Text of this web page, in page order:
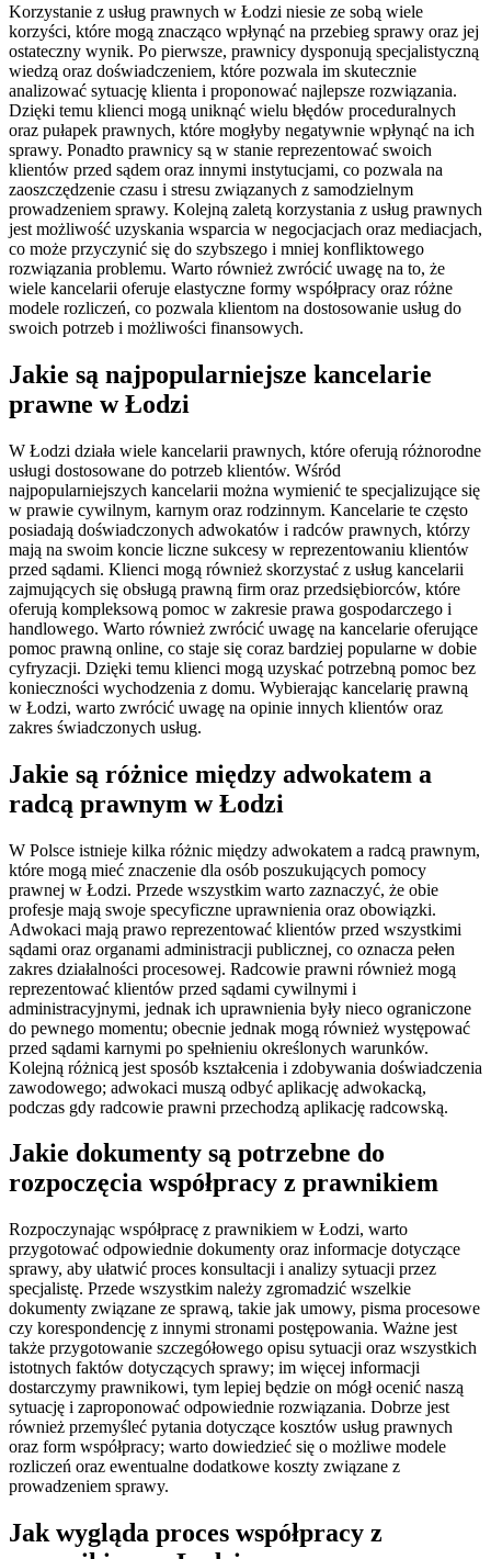
Korzystanie z usług prawnych w Łodzi niesie ze sobą wiele
korzyści, które mogą znacząco wpłynąć na przebieg sprawy oraz jej
ostateczny wynik. Po pierwsze, prawnicy dysponują specjalistyczną
wiedzą oraz doświadczeniem, które pozwala im skutecznie
analizować sytuację klienta i proponować najlepsze rozwiązania.
Dzięki temu klienci mogą uniknąć wielu błędów proceduralnych
oraz pułapek prawnych, które mogłyby negatywnie wpłynąć na ich
sprawy. Ponadto prawnicy są w stanie reprezentować swoich
klientów przed sądem oraz innymi instytucjami, co pozwala na
zaoszczędzenie czasu i stresu związanych z samodzielnym
prowadzeniem sprawy. Kolejną zaletą korzystania z usług prawnych
jest możliwość uzyskania wsparcia w negocjacjach oraz mediacjach,
co może przyczynić się do szybszego i mniej konfliktowego
rozwiązania problemu. Warto również zwrócić uwagę na to, że
wiele kancelarii oferuje elastyczne formy współpracy oraz różne
modele rozliczeń, co pozwala klientom na dostosowanie usług do
swoich potrzeb i możliwości finansowych.
Jakie są najpopularniejsze kancelarie
prawne w Łodzi
W Łodzi działa wiele kancelarii prawnych, które oferują różnorodne
usługi dostosowane do potrzeb klientów. Wśród
najpopularniejszych kancelarii można wymienić te specjalizujące się
w prawie cywilnym, karnym oraz rodzinnym. Kancelarie te często
posiadają doświadczonych adwokatów i radców prawnych, którzy
mają na swoim koncie liczne sukcesy w reprezentowaniu klientów
przed sądami. Klienci mogą również skorzystać z usług kancelarii
zajmujących się obsługą prawną firm oraz przedsiębiorców, które
oferują kompleksową pomoc w zakresie prawa gospodarczego i
handlowego. Warto również zwrócić uwagę na kancelarie oferujące
pomoc prawną online, co staje się coraz bardziej popularne w dobie
cyfryzacji. Dzięki temu klienci mogą uzyskać potrzebną pomoc bez
konieczności wychodzenia z domu. Wybierając kancelarię prawną
w Łodzi, warto zwrócić uwagę na opinie innych klientów oraz
zakres świadczonych usług.
Jakie są różnice między adwokatem a
radcą prawnym w Łodzi
W Polsce istnieje kilka różnic między adwokatem a radcą prawnym,
które mogą mieć znaczenie dla osób poszukujących pomocy
prawnej w Łodzi. Przede wszystkim warto zaznaczyć, że obie
profesje mają swoje specyficzne uprawnienia oraz obowiązki.
Adwokaci mają prawo reprezentować klientów przed wszystkimi
sądami oraz organami administracji publicznej, co oznacza pełen
zakres działalności procesowej. Radcowie prawni również mogą
reprezentować klientów przed sądami cywilnymi i
administracyjnymi, jednak ich uprawnienia były nieco ograniczone
do pewnego momentu; obecnie jednak mogą również występować
przed sądami karnymi po spełnieniu określonych warunków.
Kolejną różnicą jest sposób kształcenia i zdobywania doświadczenia
zawodowego; adwokaci muszą odbyć aplikację adwokacką,
podczas gdy radcowie prawni przechodzą aplikację radcowską.
Jakie dokumenty są potrzebne do
rozpoczęcia współpracy z prawnikiem
Rozpoczynając współpracę z prawnikiem w Łodzi, warto
przygotować odpowiednie dokumenty oraz informacje dotyczące
sprawy, aby ułatwić proces konsultacji i analizy sytuacji przez
specjalistę. Przede wszystkim należy zgromadzić wszelkie
dokumenty związane ze sprawą, takie jak umowy, pisma procesowe
czy korespondencję z innymi stronami postępowania. Ważne jest
także przygotowanie szczegółowego opisu sytuacji oraz wszystkich
istotnych faktów dotyczących sprawy; im więcej informacji
dostarczymy prawnikowi, tym lepiej będzie on mógł ocenić naszą
sytuację i zaproponować odpowiednie rozwiązania. Dobrze jest
również przemyśleć pytania dotyczące kosztów usług prawnych
oraz form współpracy; warto dowiedzieć się o możliwe modele
rozliczeń oraz ewentualne dodatkowe koszty związane z
prowadzeniem sprawy.
Jak wygląda proces współpracy z